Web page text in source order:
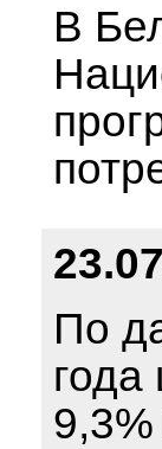
В
По